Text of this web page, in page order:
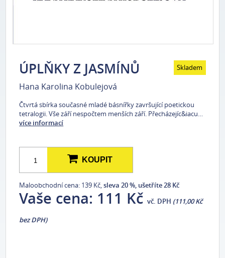
Skladem
ÚPLŇKY Z JASMÍNŮ
Hana Karolina Kobulejová
Čtvrtá sbírka současné mladé básnířky završující poetickou
tetralogii. Vše září nespočtem menších září. Přecházejíc&iacu…
více informací
KOUPIT
Maloobchodní cena: 139 Kč,sleva 20 %, ušetříte 28 Kč
Vaše cena: 111 Kč vč. DPH (111,00 Kč
bez DPH)